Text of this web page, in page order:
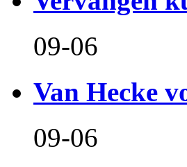
09-06
Van Hecke
09-06